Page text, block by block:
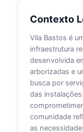
Contexto
Vila Bastos é
infraestrutura
desenvolvida
arborizadas e
busca por
das
comunidade
as